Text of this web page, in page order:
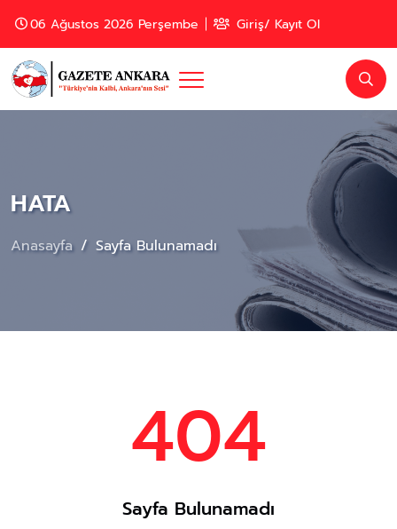
06 Ağustos 2026 Perşembe Giriş/ Kayıt Ol
HATA
Anasayfa Sayfa Bulunamadı
404
Sayfa Bulunamadı